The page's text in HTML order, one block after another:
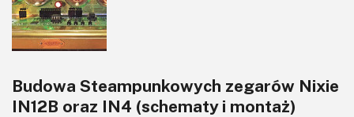
Budowa Steampunkowych zegarów Nixie
IN12B oraz IN4 (schematy i montaż)